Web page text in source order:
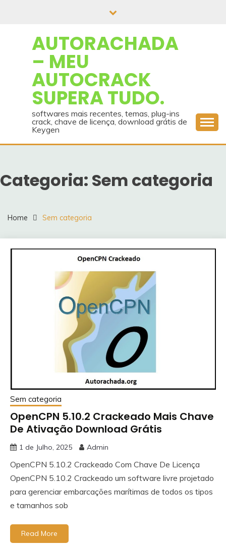
AUTORACHADA
– MEU
AUTOCRACK
SUPERA TUDO.
softwares mais recentes, temas, plug-ins
crack, chave de licença, download grátis de
Keygen
Categoria: Sem categoria
Home Sem categoria
Sem categoria
OpenCPN 5.10.2 Crackeado Mais Chave
De Ativação Download Grátis
1 de Julho, 2025 Admin
OpenCPN 5.10.2 Crackeado Com Chave De Licença
OpenCPN 5.10.2 Crackeado um software livre projetado
para gerenciar embarcações marítimas de todos os tipos
e tamanhos sob
Read More